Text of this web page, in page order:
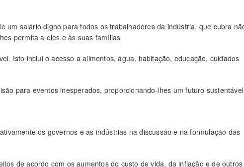
um salário digno para todos os trabalhadores da indústria, que cubra
permita a eles e às suas famílias
Isto inclui o acesso a alimentos, água, habitação, educação, cuidados
para eventos inesperados, proporcionando-lhes um futuro
os governos e as indústrias na discussão e na formulação das
de acordo com os aumentos do custo de vida, da inflação e de outros